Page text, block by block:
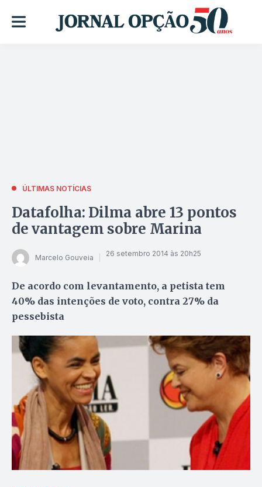
ÚLTIMAS NOTÍCIAS
Datafolha: Dilma abre 13 pontos
de vantagem sobre Marina
Marcelo Gouveia 26 setembro 2014 às 20h25
De acordo com levantamento, a petista tem
40% das intenções de voto, contra 27% da
pessebista